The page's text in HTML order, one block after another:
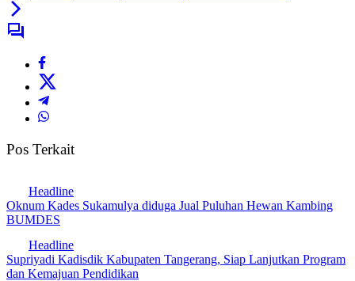
Pos Terkait
Headline
Oknum Kades Sukamulya diduga Jual Puluhan Hewan Kambing
BUMDES
Headline
Supriyadi Kadisdik Kabupaten Tangerang, Siap Lanjutkan Program
dan Kemajuan Pendidikan